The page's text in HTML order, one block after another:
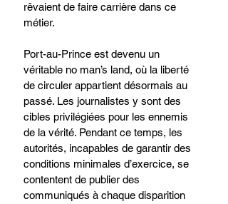
rêvaient de faire carrière dans ce
métier.
Port-au-Prince est devenu un
véritable no man’s land, où la liberté
de circuler appartient désormais au
passé. Les journalistes y sont des
cibles privilégiées pour les ennemis
de la vérité. Pendant ce temps, les
autorités, incapables de garantir des
conditions minimales d’exercice, se
contentent de publier des
communiqués à chaque disparition